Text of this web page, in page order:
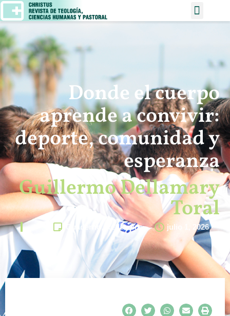
Donde el cuerpo
aprende a convivir:
deporte, comunidad y
esperanza
Guillermo Dellamary
Toral
Cuaderno , Reflexión julio 1, 2026